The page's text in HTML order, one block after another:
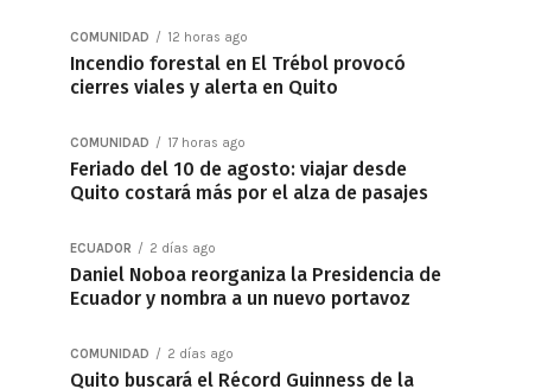
COMUNIDAD 12 horas ago
Incendio forestal en El Trébol provocó
cierres viales y alerta en Quito
COMUNIDAD 17 horas ago
Feriado del 10 de agosto: viajar desde
Quito costará más por el alza de pasajes
ECUADOR 2 días ago
Daniel Noboa reorganiza la Presidencia de
Ecuador y nombra a un nuevo portavoz
COMUNIDAD 2 días ago
Quito buscará el Récord Guinness de la